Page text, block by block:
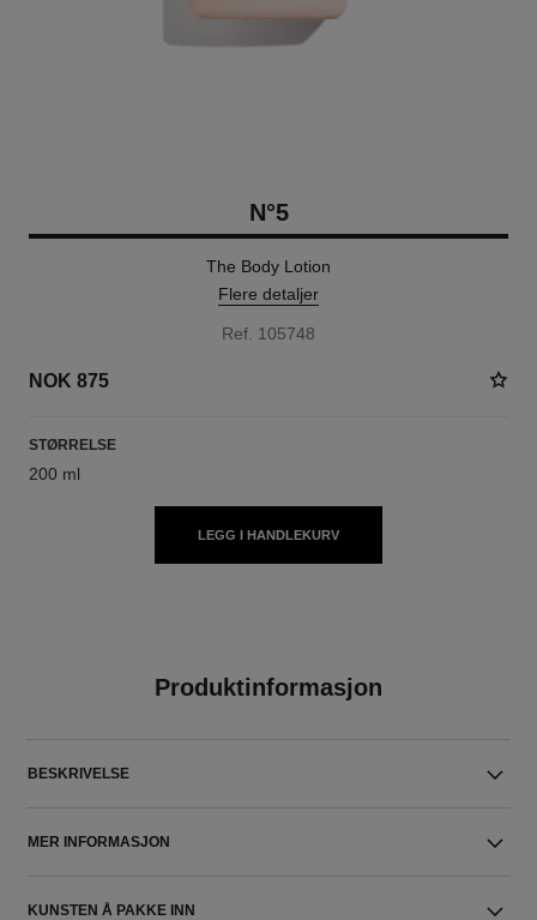
N°5
The Body Lotion
Flere detaljer
Ref. 105748
NOK 875
STØRRELSE
200 ml
LEGG I HANDLEKURV
Produktinformasjon
BESKRIVELSE
MER INFORMASJON
KUNSTEN Å PAKKE INN